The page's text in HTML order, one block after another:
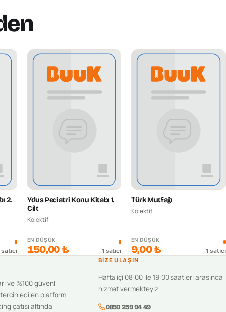
2.
satıcı
Ydus Pediatri Konu Kitabı 1.
Cilt
Kolektif
EN DÜŞÜK
150,00 ₺ 1 satıcı
Türk Mutfağı
Kolektif
EN DÜŞÜK
9,00 ₺ 1 satıcı
ve %100 güvenli
tercih edilen platform
çatısı altında
BIZE ULAŞIN
Hafta içi 08:00 ile 19:00 saatleri arasında
hizmet vermekteyiz.
0850 259 94 49